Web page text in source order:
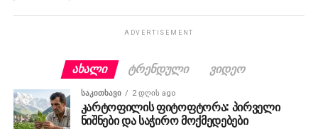
ADVERTISEMENT
ᲐᲮᲐᲚᲘ ᲢᲠᲔᲜᲓᲣᲚᲘ ᲕᲘᲓᲔᲝ
ᲡᲐᲙᲘᲗᲮᲐᲕᲘ 2 დღის ago
კარტოფილის ფიტოფტორა: პირველი
ნიშნები და საჭირო მოქმედებები